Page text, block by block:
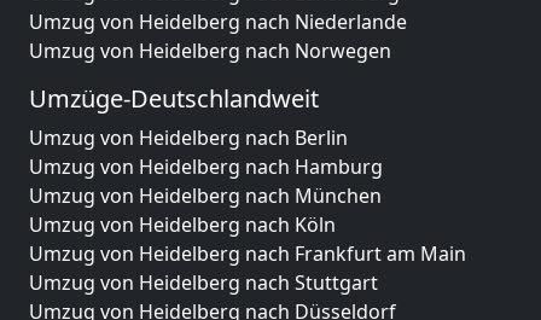
Umzug von Heidelberg nach Niederlande
Umzug von Heidelberg nach Norwegen
Umzüge-Deutschlandweit
Umzug von Heidelberg nach Berlin
Umzug von Heidelberg nach Hamburg
Umzug von Heidelberg nach München
Umzug von Heidelberg nach Köln
Umzug von Heidelberg nach Frankfurt am Main
Umzug von Heidelberg nach Stuttgart
Umzug von Heidelberg nach Düsseldorf